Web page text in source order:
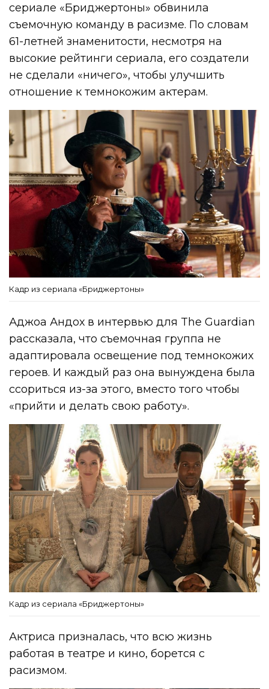
сериале «Бриджертоны» обвинила
съемочную команду в расизме. По словам
61-летней знаменитости, несмотря на
высокие рейтинги сериала, его создатели
не сделали «ничего», чтобы улучшить
отношение к темнокожим актерам.
Кадр из сериала «Бриджертоны»
Аджоа Андох в интервью для The Guardian
рассказала, что съемочная группа не
адаптировала освещение под темнокожих
героев. И каждый раз она вынуждена была
ссориться из-за этого, вместо того чтобы
«прийти и делать свою работу».
Кадр из сериала «Бриджертоны»
Актриса призналась, что всю жизнь
работая в театре и кино, борется с
расизмом.